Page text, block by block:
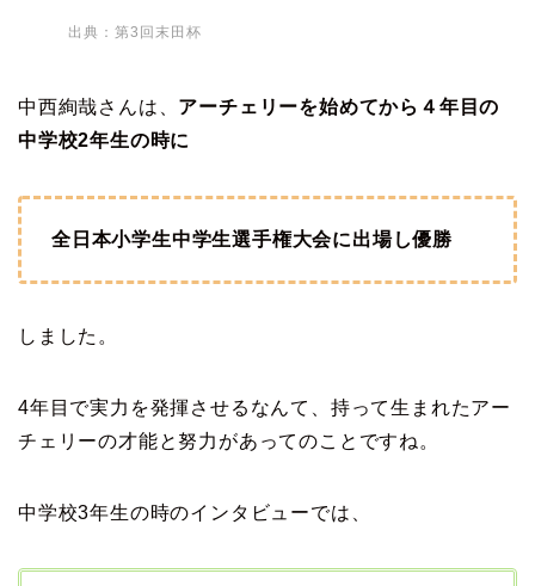
出典：第3回末田杯
中西絢哉さんは、 アーチェリーを始めてから４年目の
中学校2年生の時に
全日本小学生中学生選手権大会に出場し優勝
しました。
4年目で実力を発揮させるなんて、持って生まれたアー
チェリーの才能と努力があってのことですね。
中学校3年生の時のインタビューでは、